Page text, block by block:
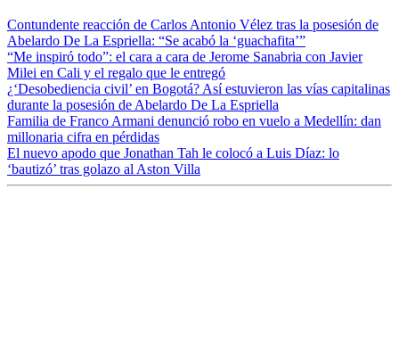
Contundente reacción de Carlos Antonio Vélez tras la posesión de
Abelardo De La Espriella: “Se acabó la ‘guachafita’”
“Me inspiró todo”: el cara a cara de Jerome Sanabria con Javier
Milei en Cali y el regalo que le entregó
¿‘Desobediencia civil’ en Bogotá? Así estuvieron las vías capitalinas
durante la posesión de Abelardo De La Espriella
Familia de Franco Armani denunció robo en vuelo a Medellín: dan
millonaria cifra en pérdidas
El nuevo apodo que Jonathan Tah le colocó a Luis Díaz: lo
‘bautizó’ tras golazo al Aston Villa